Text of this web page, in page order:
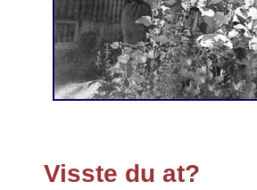
Visste du at?